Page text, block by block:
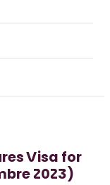
Visa for
2023)